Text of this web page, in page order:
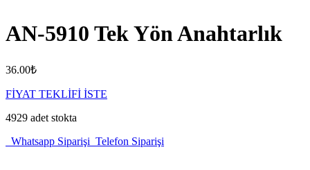
AN-5910 Tek Yön Anahtarlık
36.00₺
FİYAT TEKLİFİ İSTE
4929 adet stokta
Whatsapp Siparişi Telefon Siparişi